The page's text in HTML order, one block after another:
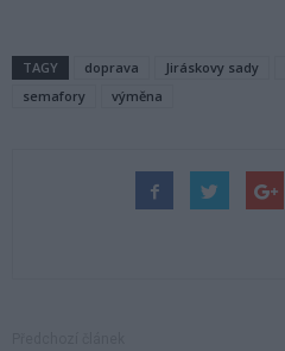
TAGY doprava Jiráskovy sady
semafory
výměna